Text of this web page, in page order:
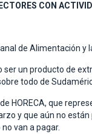
CON
de Alimentación
ser un producto de
todo de
HORECA, que
y que aún no
van a pagar.